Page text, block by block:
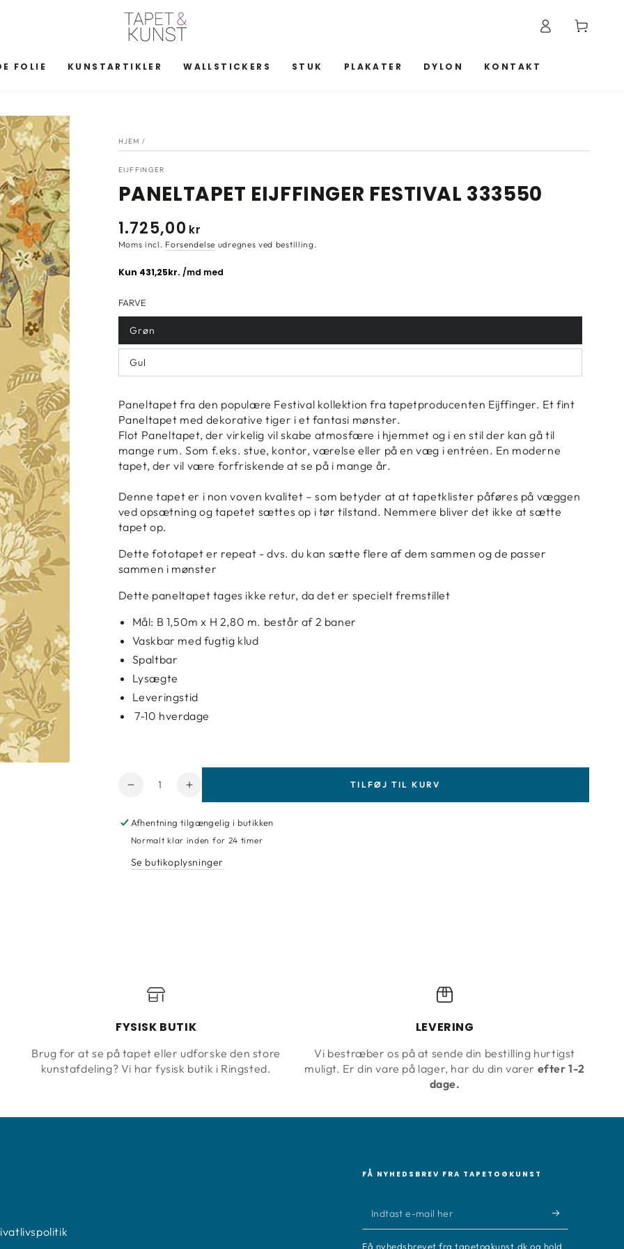
FOLIE KUNSTARTIKLER WALLSTICKERS STUK PLAKATER DYLON KONTAKT
Log
ind
Kurv
HJEM /
EIJFFINGER
PANELTAPET EIJFFINGER FESTIVAL 333550
Normal
pris
1.725,00 kr
Moms incl. Forsendelse udregnes ved bestilling.
FARVE
Grøn
Gul
Paneltapet fra den populære Festival kollektion fra tapetproducenten Eijffinger. Et fint
Paneltapet med dekorative tiger i et fantasi mønster.
Flot Paneltapet, der virkelig vil skabe atmosfære i hjemmet og i en stil der kan gå til
mange rum. Som f.eks. stue, kontor, værelse eller på en væg i entréen. En moderne
tapet, der vil være forfriskende at se på i mange år.
Denne tapet er i non voven kvalitet – som betyder at at tapetklister påføres på væggen
ved opsætning og tapetet sættes op i tør tilstand. Nemmere bliver det ikke at sætte
tapet op.
Dette fototapet er repeat - dvs. du kan sætte flere af dem sammen og de passer
sammen i mønster
Dette paneltapet tages ikke retur, da det er specielt fremstillet
Mål: B 1,50m x H 2,80 m. består af 2 baner
Vaskbar med fugtig klud
Spaltbar
Lysægte
Leveringstid
7-10 hverdage
Antal
Reducer
for
Paneltapet
Festival
Forøg
mængde
for
Paneltapet
Festival
TILFØJ TIL KURV
Afhentning tilgængelig i butikken
Normalt klar inden for 24 timer
Se butikoplysninger
FYSISK BUTIK
Brug for at se på tapet eller udforske den store
kunstafdeling? Vi har fysisk butik i Ringsted.
LEVERING
Vi bestræber os på at sende din bestilling hurtigst
muligt. Er din vare på lager, har du din varer efter 1-2
dage.
FÅ NYHEDSBREV FRA TAPETOGKUNST
Indtast
e-
Få nyhedsbrevet fra tapetogkunst.dk og hold